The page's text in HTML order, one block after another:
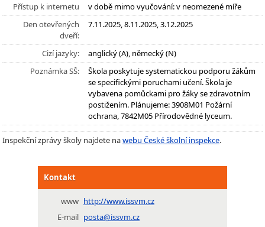
Přístup k internetu
v době mimo vyučování: v neomezené míře
Den otevřených
dveří:
7.11.2025, 8.11.2025, 3.12.2025
Cizí jazyky:
anglický (A), německý (N)
Poznámka SŠ:
Škola poskytuje systematickou podporu žákům
se specifickými poruchami učení. Škola je
vybavena pomůckami pro žáky se zdravotním
postižením. Plánujeme: 3908M01 Požární
ochrana, 7842M05 Přírodovědné lyceum.
Inspekční zprávy školy najdete nawebu České školní inspekce.
Kontakt
www http://www.issvm.cz
E-mail posta@issvm.cz